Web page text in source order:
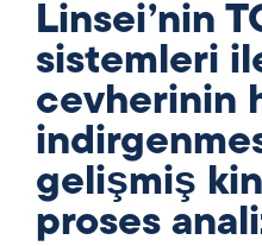
Linsei’nin
sistemleri
cevherinin
gelişmiş
proses